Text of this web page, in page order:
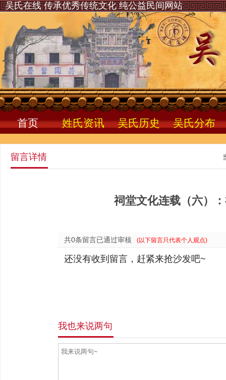
吴氏在线 传承优秀传统文化 纯公益民间网站
首页 姓氏资讯 吴氏历史 吴氏分布
留言详情
祠堂文化连载（六）
共0条留言已通过审核 (以下留言只代表个人观点)
还没有收到留言，赶紧来抢沙发吧~
我也来说两句